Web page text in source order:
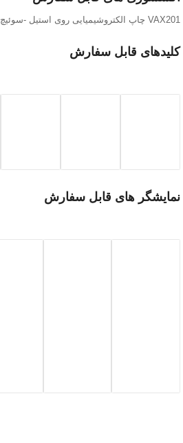
VAX201 چاپ الکتروشیمیایی روی استیل -سوئیچ Run-Stop
کلیدهای قابل سفارش
نمایشگر های قابل سفارش